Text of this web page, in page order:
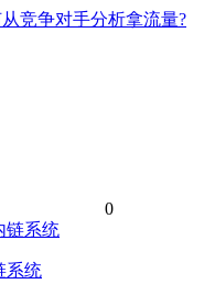
竞争对手分析拿流量?
0
系统